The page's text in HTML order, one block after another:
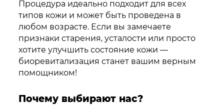
Процедура идеально подходит для всех
типов кожи и может быть проведена в
любом возрасте. Если вы замечаете
признаки старения, усталости или просто
хотите улучшить состояние кожи —
биоревитализация станет вашим верным
помощником!
Почему выбирают нас?